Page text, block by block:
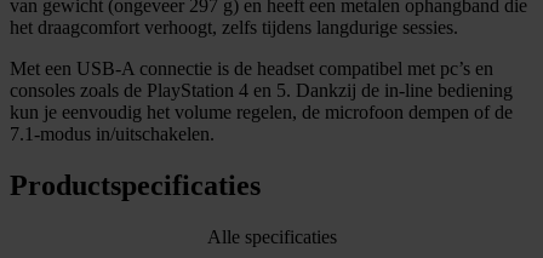
van gewicht (ongeveer 297 g) en heeft een metalen ophangband die
het draagcomfort verhoogt, zelfs tijdens langdurige sessies.
Met een USB-A connectie is de headset compatibel met pc’s en
consoles zoals de PlayStation 4 en 5. Dankzij de in-line bediening
kun je eenvoudig het volume regelen, de microfoon dempen of de
7.1-modus in/uitschakelen.
Productspecificaties
Alle specificaties